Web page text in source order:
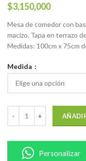
$3,150,000
Mesa de comedor con
macizo. Tapa en terrazo
Medidas: 100cm x 75cm
Medida
Personalizar